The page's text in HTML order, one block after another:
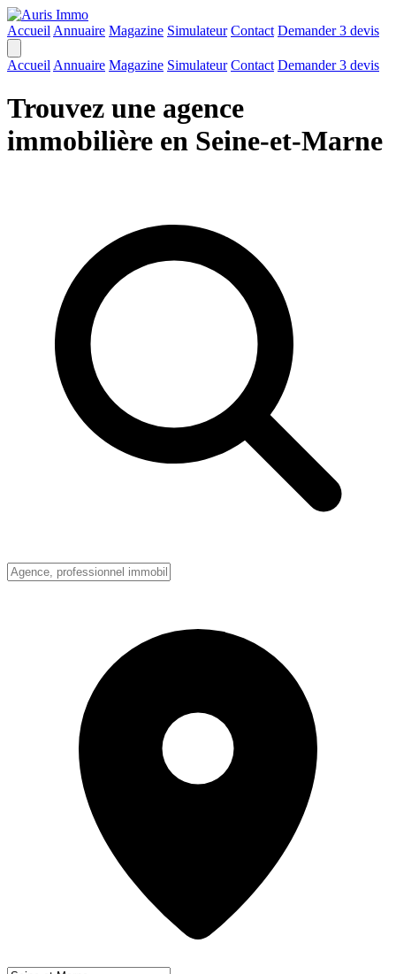
Accueil Annuaire Magazine Simulateur Contact Demander 3 devis
Accueil Annuaire Magazine Simulateur Contact Demander 3 devis
Trouvez une agence
immobilière en Seine-et-Marne